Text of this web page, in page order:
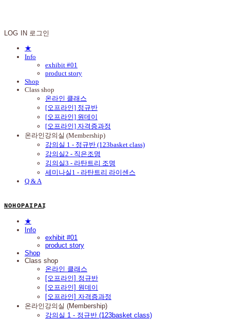
LOG IN 로그인
★
Info
exhibit #01
product story
Shop
Class shop
온라인 클래스
[오프라인] 정규반
[오프라인] 원데이
[오프라인] 자격증과정
온라인강의실 (Membership)
강의실 1 - 정규반 (123basket class)
강의실2 - 직은조명
깅의실3 - 라탄트리 조명
세미나실1 - 라탄트리 라이센스
Q & A
N O H O P A I P A I
★
Info
exhibit #01
product story
Shop
Class shop
온라인 클래스
[오프라인] 정규반
[오프라인] 원데이
[오프라인] 자격증과정
온라인강의실 (Membership)
강의실 1 - 정규반 (123basket class)